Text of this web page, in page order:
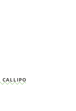
CALLIPO